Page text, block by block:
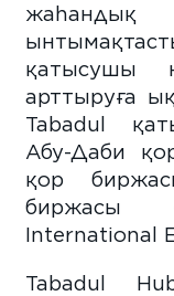
жаһандық
қатысушы
арттыруға
Tabadul
Абу-Даби
қор
биржасы
International
Tabadul